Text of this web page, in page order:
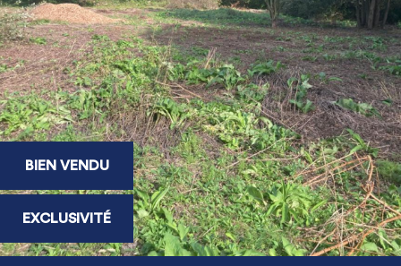
BIEN VENDU
EXCLUSIVITÉ